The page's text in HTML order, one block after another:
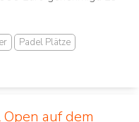
Padel Plätze
auf dem